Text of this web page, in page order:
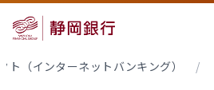
ト（インターネットバンキング） /